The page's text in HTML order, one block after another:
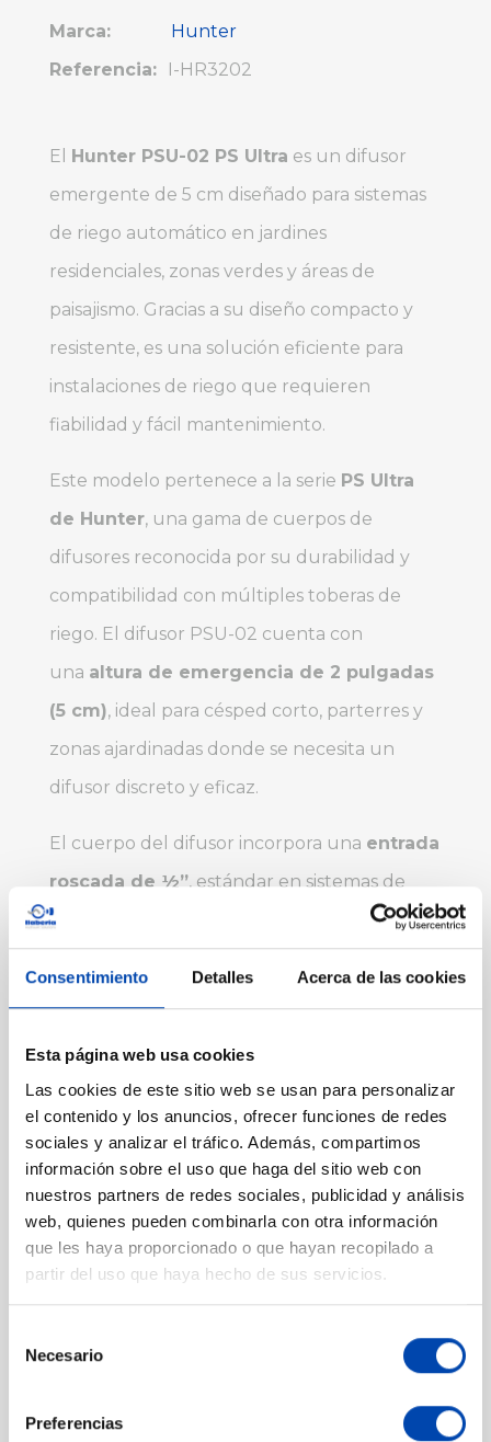
Consentimiento Detalles Acerca de las cookies
Esta página web usa cookies
Las cookies de este sitio web se usan para personalizar
el contenido y los anuncios, ofrecer funciones de redes
sociales y analizar el tráfico. Además, compartimos
información sobre el uso que haga del sitio web con
nuestros partners de redes sociales, publicidad y análisis
web, quienes pueden combinarla con otra información
que les haya proporcionado o que hayan recopilado a
partir del uso que haya hecho de sus servicios.
Necesario
Preferencias
Marca:
Hunter
Referencia:
I-HR3202
El Hunter PSU-02 PS Ultra es un difusor
emergente de 5 cm diseñado para sistemas
de riego automático en jardines
residenciales, zonas verdes y áreas de
paisajismo. Gracias a su diseño compacto y
resistente, es una solución eficiente para
instalaciones de riego que requieren
fiabilidad y fácil mantenimiento.
Este modelo pertenece a la serie PS Ultra
de Hunter, una gama de cuerpos de
difusores reconocida por su durabilidad y
compatibilidad con múltiples toberas de
riego. El difusor PSU-02 cuenta con
una altura de emergencia de 2 pulgadas
(5 cm), ideal para césped corto, parterres y
zonas ajardinadas donde se necesita un
difusor discreto y eficaz.
El cuerpo del difusor incorpora una entrada
roscada de ½”, estándar en sistemas de
riego, lo que facilita su instalación en la
en exteriores.
Es compatible con las toberas ajustables
Hunter Pro, que permiten regular el arco
de riego de 0° a 360° para adaptarse a
diferentes zonas del jardín. Estas toberas
caudal, permitiendo optimizar el consumo
uniforme.